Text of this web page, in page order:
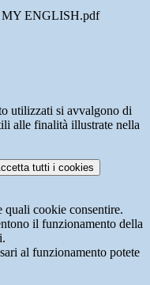
MY ENGLISH.pdf
utilizzati si avvalgono di
alle finalità illustrate nella
tutti i cookies
quali cookie consentire.
il funzionamento della
al funzionamento potete